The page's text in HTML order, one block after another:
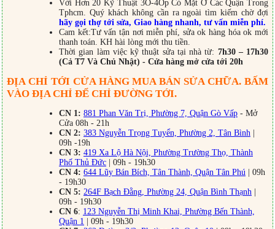
Với Hơn 20 Kỹ Thuật 3O-4Op Có Mặt Ở Các Quận Trong
Tphcm. Quý khách không cần ra ngoài tìm kiếm chờ đợi
hãy gọi thợ tới sửa, Giao hàng nhanh, tư vấn miễn phí.
Cam kết:Tư vấn tận nơi miễn phí, sửa ok hàng hóa ok mới
thanh toán. KH hài lòng mới thu tiền.
Thời gian làm việc kỹ thuật sửa tại nhà từ: 7h30 – 17h30
(Cả T7 Và Chủ Nhật) - Cửa hàng mở cửa tới 20h
ĐỊA CHỈ TỚI CỬA HÀNG MUA BÁN SỬA CHỮA. BẤM
VÀO ĐỊA CHỈ ĐỂ CHỈ ĐƯỜNG TỚI.
CN 1: 881 Phan Văn Trị, Phường 7, Quận Gò Vấp - Mở
Cửa 08h - 21h
CN 2: 383 Nguyễn Trọng Tuyển, Phường 2, Tân Bình |
09h -19h
CN 3: 419 Xa Lộ Hà Nội, Phường Trường Thọ, Thành
Phố Thủ Đức | 09h - 19h30
CN 4: 644 Lũy Bán Bích, Tân Thành, Quận Tân Phú | 09h
- 19h30
CN 5: 264F Bạch Đằng, Phường 24, Quận Bình Thạnh |
09h - 19h30
CN 6: 123 Nguyễn Thị Minh Khai, Phường Bến Thành,
Quận 1 | 09h - 19h30